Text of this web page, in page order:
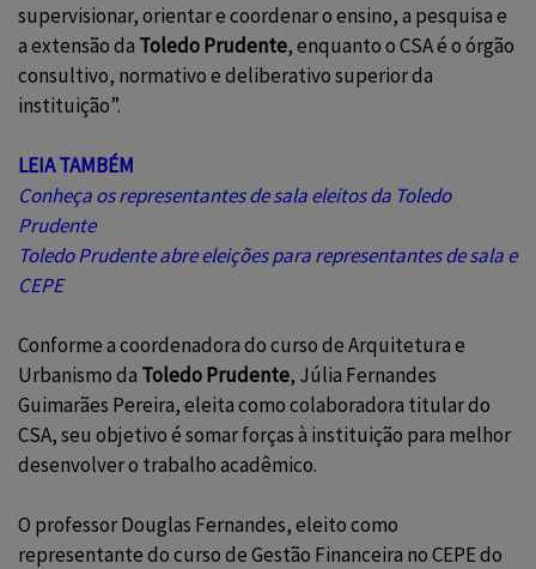
supervisionar, orientar e coordenar o ensino, a pesquisa e
a extensão da Toledo Prudente, enquanto o CSA é o órgão
consultivo, normativo e deliberativo superior da
instituição”.
LEIA TAMBÉM
Conheça os representantes de sala eleitos da Toledo
Prudente
Toledo Prudente abre eleições para representantes de sala e
CEPE
Conforme a coordenadora do curso de Arquitetura e
Urbanismo da Toledo Prudente, Júlia Fernandes
Guimarães Pereira, eleita como colaboradora titular do
CSA, seu objetivo é somar forças à instituição para melhor
desenvolver o trabalho acadêmico.
O professor Douglas Fernandes, eleito como
representante do curso de Gestão Financeira no CEPE do